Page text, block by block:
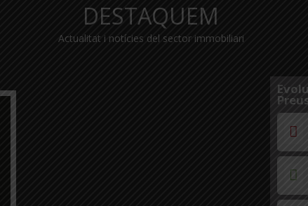
DESTAQUEM
Actualitat i notícies del sector immobiliari